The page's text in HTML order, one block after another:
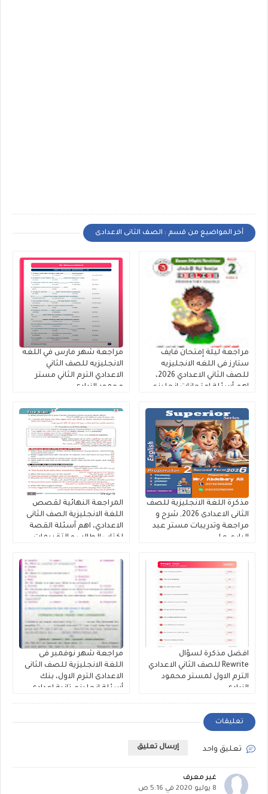
أخر المواضيع من قسم : الصف الثانى الاعدادى
مراجعة ليلة إمتحان فايف
ستارز فى اللغه الانجليزيه
للصف الثاني الاعدادي 2026،
اهم أسئلة إمتحانات إنجليزي
مراجعة شهر مارس في اللغه
الانجليزيه للصف الثاني
الاعدادي الترم الثاني مستر
محمود الزيادى
مذكرة اللغة الانجليزية للصف
الثانى الاعدادى 2026, شرح و
مراجعة وتدريبات مستر عبد
الباري علي
المراجعة النهائية لقصص
اللغة الانجليزية الصف الثانى
الاعدادي، اهم أسئلة القصة
لكتاب الطالب و التقييمات
كتاب فايف ستارز
افضل مذكرة لسؤال
Rewrite للصف الثاني الاعدادي
الترم الاول لمستر محمود
الزيادى
مراجعة شهر نوفمبر فى
اللغة الانجليزية للصف الثانى
الاعدادى الترم الاول، بنك
أسئلة إنجليزي تانية اعدادى
تعليقات
تعليق واحد إرسال تعليق
غير معرف
8 يوليو 2020 في 5:16 ص